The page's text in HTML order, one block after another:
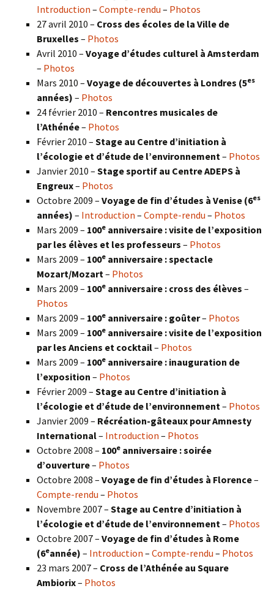
Introduction – Compte-rendu – Photos
27 avril 2010 – Cross des écoles de la Ville de
Bruxelles – Photos
Avril 2010 – Voyage d’études culturel à Amsterdam
– Photos
Mars 2010 – Voyage de découvertes à Londres (5es
années) – Photos
24 février 2010 – Rencontres musicales de
l’Athénée– Photos
Février 2010 – Stage au Centre d’initiation à
l’écologie et d’étude de l’environnement – Photos
Janvier 2010 – Stage sportif au Centre ADEPS à
Engreux– Photos
Octobre 2009 – Voyage de fin d’études à Venise (6es
années) – Introduction – Compte-rendu – Photos
Mars 2009 – 100e anniversaire : visite de l’exposition
par les élèves et les professeurs – Photos
Mars 2009 – 100e anniversaire : spectacle
Mozart/Mozart – Photos
Mars 2009 – 100e anniversaire : cross des élèves –
Photos
Mars 2009 – 100e anniversaire : goûter– Photos
Mars 2009 – 100e anniversaire : visite de l’exposition
par les Anciens et cocktail– Photos
Mars 2009 – 100e anniversaire : inauguration de
l’exposition – Photos
Février 2009 – Stage au Centre d’initiation à
l’écologie et d’étude de l’environnement – Photos
Janvier 2009 – Récréation-gâteaux pour Amnesty
International– Introduction – Photos
Octobre 2008 – 100e anniversaire : soirée
d’ouverture– Photos
Octobre 2008 – Voyage de fin d’études à Florence–
Compte-rendu – Photos
Novembre 2007 – Stage au Centre d’initiation à
l’écologie et d’étude de l’environnement – Photos
Octobre 2007 – Voyage de fin d’études à Rome
(6eannée) – Introduction – Compte-rendu – Photos
23 mars 2007 – Cross de l’Athénée au Square
Ambiorix– Photos